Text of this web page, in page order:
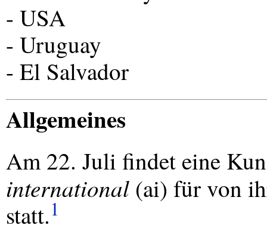
- USA
- Uruguay
- El Salvador
Allgemeines
Am 22. Juli findet eine
international (ai) für von
statt.1